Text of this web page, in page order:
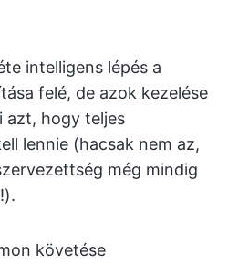
intelligens lépés a
felé, de azok kezelése
azt, hogy teljes
lennie (hacsak nem az,
még mindig
követése